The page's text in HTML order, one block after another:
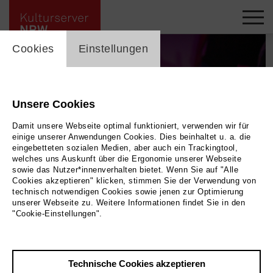
Jetzt einreichen für die
cookie_layer
Cookies Einstellungen
Unsere Cookies
Damit unsere Webseite optimal funktioniert, verwenden wir für
einige unserer Anwendungen Cookies. Dies beinhaltet u. a. die
eingebetteten sozialen Medien, aber auch ein Trackingtool,
welches uns Auskunft über die Ergonomie unserer Webseite
sowie das Nutzer*innenverhalten bietet. Wenn Sie auf "Alle
Cookies akzeptieren" klicken, stimmen Sie der Verwendung von
technisch notwendigen Cookies sowie jenen zur Optimierung
unserer Webseite zu. Weitere Informationen findet Sie in den
"Cookie-Einstellungen".
Technische Cookies akzeptieren